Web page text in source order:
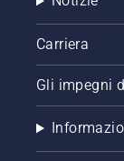
Carriera
Gli impegni